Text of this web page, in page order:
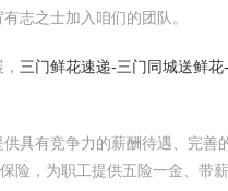
志之士加入咱们的团队。
三门鲜花速递-三门同城送鲜
具有竞争力的薪酬待遇、完善
险，为职工提供五险一金、带